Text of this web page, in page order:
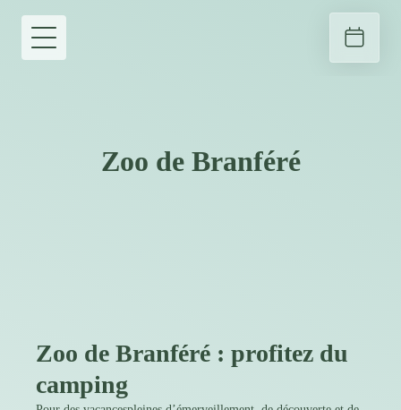
Zoo de Branféré
Zoo de Branféré : profitez du
camping